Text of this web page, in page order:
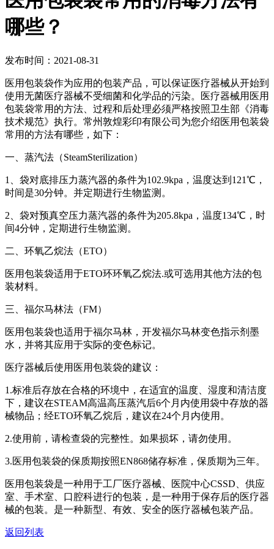
哪些？
发布时间：2021-08-31
医用包装袋作为应用的包装产品，可以保证医疗器械从开始到
使用无菌医疗器械不受细菌和化学品的污染。医疗器械用医用
包装袋常用的方法、过程和后处理必须严格按照卫生部《消毒
技术规范》执行。常州敦煌彩印有限公司为您介绍医用包装袋
常用的方法有哪些，如下：
一、蒸汽法（SteamSterilization）
1、袋对底排压力蒸汽器的条件为102.9kpa，温度达到121℃，
时间是30分钟。并定期进行生物监测。
2、袋对预真空压力蒸汽器的条件为205.8kpa，温度134℃，时
间4分钟，定期进行生物监测。
二、环氧乙烷法（ETO）
医用包装袋适用于ETO环环氧乙烷法.或可选用其他方法的包
装材料。
三、福尔马林法（FM）
医用包装袋也适用于福尔马林，开发福尔马林变色指示剂墨
水，并将其应用于实际的变色标记。
医疗器械后使用医用包装袋的建议：
1.标准后存放在合格的环境中，在适宜的温度、湿度和清洁度
下，建议在STEAM高温高压蒸汽后6个月内使用袋中存放的器
械物品；经ETO环氧乙烷后，建议在24个月内使用。
2.使用前，请检查袋的完整性。如果损坏，请勿使用。
3.医用包装袋的保质期按照EN868储存标准，保质期为三年。
医用包装袋是一种用于工厂医疗器械、医院中心CSSD、供应
室、手术室、口腔科进行的包装，是一种用于保存后的医疗器
械的包装。是一种新型、有效、安全的医疗器械包装产品。
返回列表